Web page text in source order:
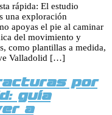
rápida: El estudio
una exploración
apoyas el pie al caminar
del movimiento y
como plantillas a medida,
Valladolid […]
por
guía
a